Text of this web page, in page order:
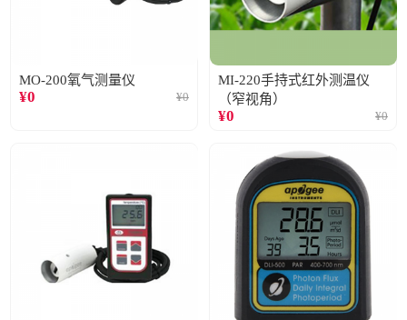
MO-200氧气测量仪
¥0 ¥0
MI-220手持式红外测温仪
（窄视角）
¥0 ¥0